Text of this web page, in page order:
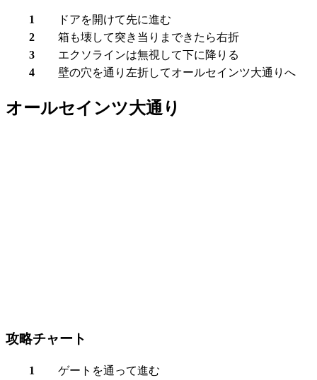
1
ドアを開けて先に進む
2
箱も壊して突き当りまできたら右折
3
エクソラインは無視して下に降りる
4
壁の穴を通り左折してオールセインツ大通り へ
オールセインツ大通り
攻略チャート
1
ゲートを通って進む